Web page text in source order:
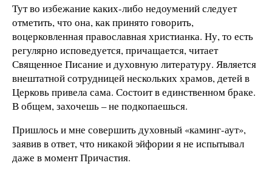
Тут во избежание каких-либо недоумений следует
отметить, что она, как принято говорить,
воцерковленная православная христианка. Ну, то есть
регулярно исповедуется, причащается, читает
Священное Писание и духовную литературу. Является
внештатной сотрудницей нескольких храмов, детей в
Церковь привела сама. Состоит в единственном браке.
В общем, захочешь – не подкопаешься.
Пришлось и мне совершить духовный «каминг-аут»,
заявив в ответ, что никакой эйфории я не испытывал
даже в момент Причастия.